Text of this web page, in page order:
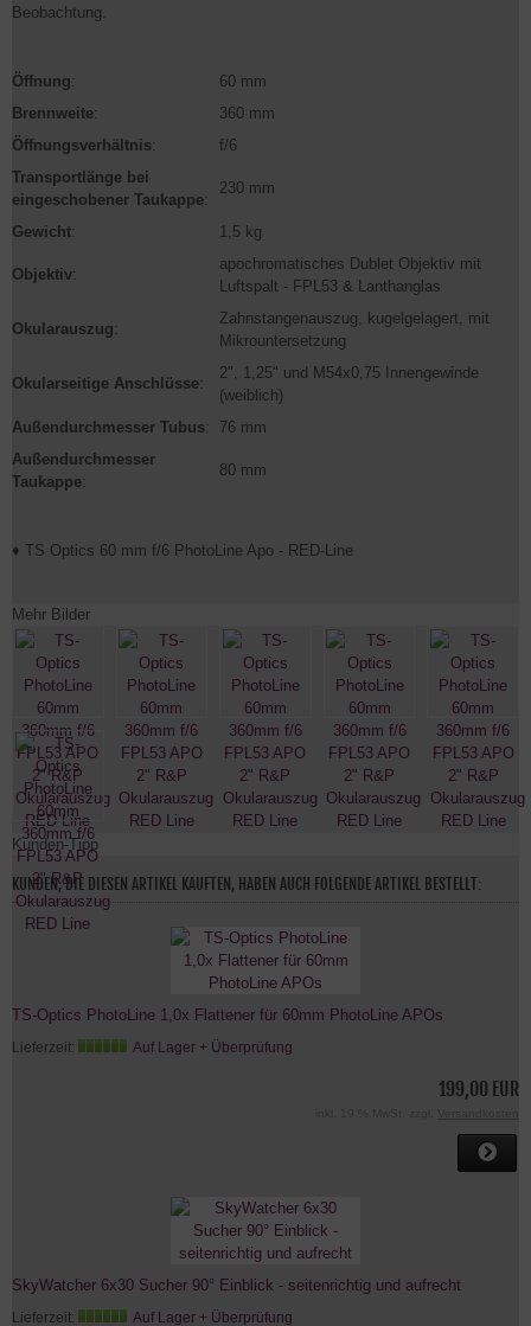
Beobachtung.
Öffnung:
60 mm
Brennweite:
360 mm
Öffnungsverhältnis:
f/6
Transportlänge bei
eingeschobener Taukappe:
230 mm
Gewicht: 1,5 kg
Objektiv:
apochromatisches Dublet Objektiv mit
Luftspalt - FPL53 & Lanthanglas
Okularauszug:
Zahnstangenauszug, kugelgelagert, mit
Mikrountersetzung
Okularseitige Anschlüsse:
2", 1,25" und M54x0,75 Innengewinde
(weiblich)
Außendurchmesser Tubus:
76 mm
Außendurchmesser
Taukappe:
80 mm
♦ TS Optics 60 mm f/6 PhotoLine Apo - RED-Line
Mehr Bilder
Kunden-Tipp
KUNDEN, DIE DIESEN ARTIKEL KAUFTEN, HABEN AUCH FOLGENDE ARTIKEL BESTELLT:
TS-Optics PhotoLine 1,0x Flattener für 60mm PhotoLine APOs
Lieferzeit: Auf Lager + Überprüfung
199,00 EUR
SkyWatcher 6x30 Sucher 90° Einblick - seitenrichtig und aufrecht
Lieferzeit: Auf Lager + Überprüfung